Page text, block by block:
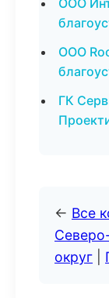
ООО
ООО
ГК
← Все
округ